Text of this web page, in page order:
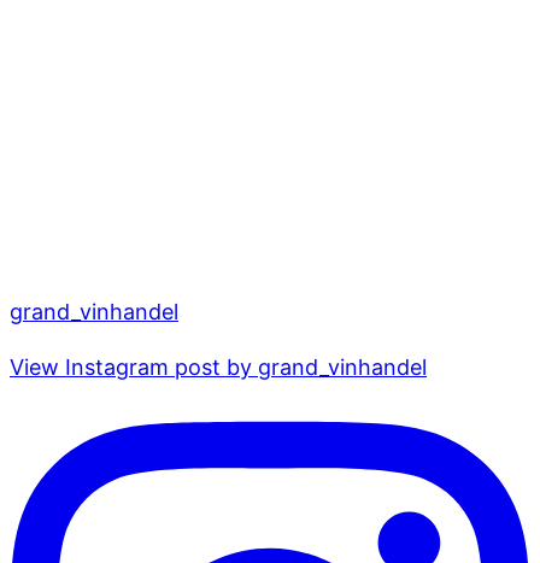
grand_vinhandel
View Instagram post by grand_vinhandel